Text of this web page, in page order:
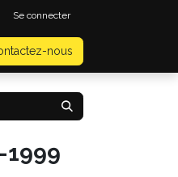
Se connecter
nous
1999